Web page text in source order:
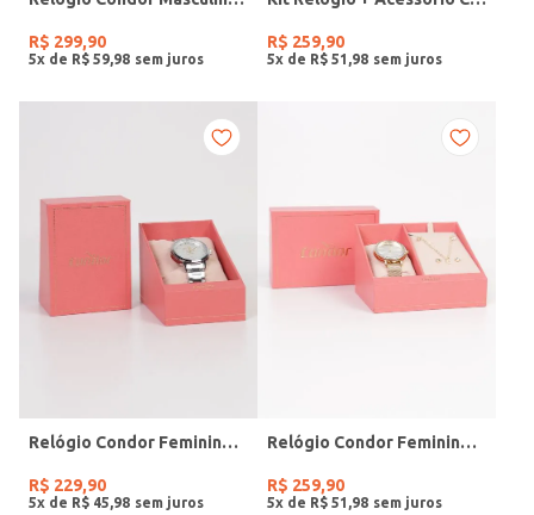
R$ 299,90
5x de R$ 59 98
R$ 259,90
5x de R$ 51 98
Relógio Condor Feminino PRATA
R$ 229,90
5x de R$ 45 98
Relógio Condor Feminino DOURADO
R$ 259,90
5x de R$ 51 98